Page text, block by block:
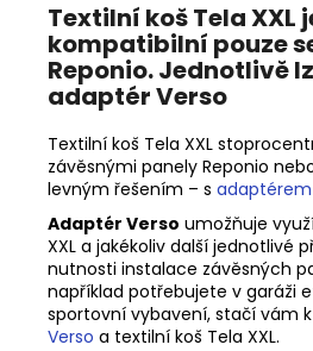
Textilní koš Tela XXL
kompatibilní pouze
Reponio. Jednotlivě
adaptér Verso
Textilní koš Tela XXL
závěsnými panely Reponio
levným řešením – s adaptérem
Adaptér Verso umožňuje
XXL a jakékoliv další jednotlivé
nutnosti instalace závěsných
například potřebujete v garáži
sportovní vybavení, stačí vám
Verso a textilní koš Tela XXL.